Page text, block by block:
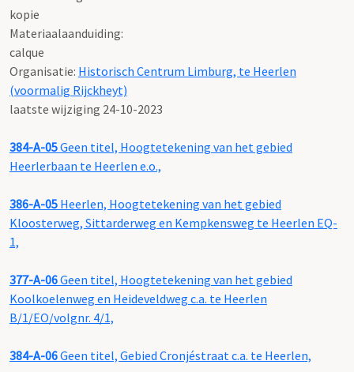
kopie
Materiaalaanduiding:
calque
Organisatie: Historisch Centrum Limburg, te Heerlen
(voormalig Rijckheyt)
laatste wijziging 24-10-2023
384-A-05Geen titel, Hoogtetekening van het gebied
Heerlerbaan te Heerlen e.o.,
386-A-05 Heerlen, Hoogtetekening van het gebied
Kloosterweg, Sittarderweg en Kempkensweg te Heerlen EQ-
1,
377-A-06Geen titel, Hoogtetekening van het gebied
Koolkoelenweg en Heideveldweg c.a. te Heerlen
B/1/EO/volgnr. 4/1,
384-A-06Geen titel, Gebied Cronjéstraat c.a. te Heerlen,